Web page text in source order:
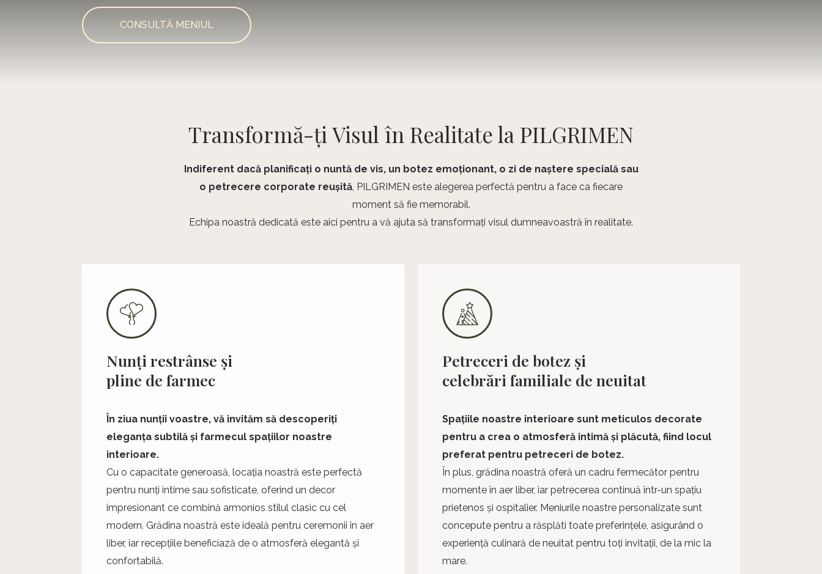
CONSULTĂ MENIUL
Transformă-ți Visul în Realitate la PILGRIMEN
Indiferent dacă planificați o nuntă de vis, un botez emoționant, o zi de naștere specială sau
o petrecere corporate reușită, PILGRIMEN este alegerea perfectă pentru a face ca fiecare
moment să fie memorabil.
Echipa noastră dedicată este aici pentru a vă ajuta să transformați visul dumneavoastră în realitate.
Nunți restrânse și
pline de farmec
În ziua nunții voastre, vă invităm să descoperiți
eleganța subtilă și farmecul spațiilor noastre
interioare.
Cu o capacitate generoasă, locația noastră este perfectă
pentru nunți intime sau sofisticate, oferind un decor
impresionant ce combină armonios stilul clasic cu cel
modern. Grădina noastră este ideală pentru ceremonii în aer
liber, iar recepțiile beneficiază de o atmosferă elegantă și
confortabilă.
Petreceri de botez și
celebrări familiale de neuitat
Spațiile noastre interioare sunt meticulos decorate
pentru a crea o atmosferă intimă și plăcută, fiind locul
preferat pentru petreceri de botez.
În plus, grădina noastră oferă un cadru fermecător pentru
momente în aer liber, iar petrecerea continuă într-un spațiu
prietenos și ospitalier. Meniurile noastre personalizate sunt
concepute pentru a răsplăti toate preferințele, asigurând o
experiență culinară de neuitat pentru toți invitații, de la mic la
mare.